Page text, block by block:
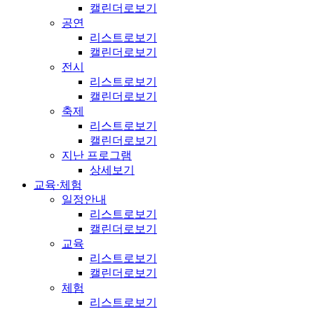
캘린더로보기
공연
리스트로보기
캘린더로보기
전시
리스트로보기
캘린더로보기
축제
리스트로보기
캘린더로보기
지난 프로그램
상세보기
교육·체험
일정안내
리스트로보기
캘린더로보기
교육
리스트로보기
캘린더로보기
체험
리스트로보기